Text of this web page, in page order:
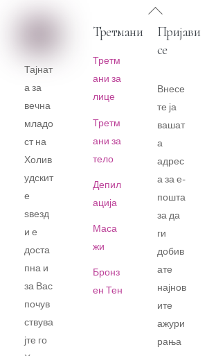
Back
To
Top
Тајнат
а за
вечна
младо
ст на
Холив
удскит
е
ѕвезд
и е
доста
пна и
за Вас
почув
ствува
јте го
Третмани
Третм
ани за
лице
Третм
ани за
тело
Депил
ација
Маса
жи
Бронз
ен Тен
Пријави
се
Внесе
те ја
вашат
а
адрес
а за е-
пошта
за да
ги
добив
ате
најнов
ите
ажури
рања